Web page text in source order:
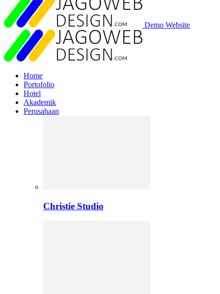
Demo Website
Home
Portofolio
Hotel
Akademik
Perusahaan
Christie Studio